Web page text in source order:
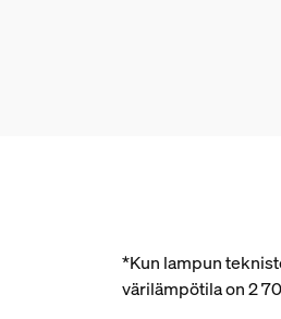
*Kun lampun
värilämpötila on 2